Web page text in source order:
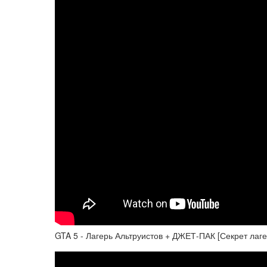
GTA 5 - Лагерь Альтруистов + ДЖЕТ-ПАК [Секрет